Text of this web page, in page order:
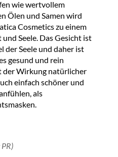
wie wertvollem
Ölen und Samen wird
Cosmetics zu einem
Seele. Das Gesicht ist
der Seele und daher ist
gesund und rein
der Wirkung natürlicher
einfach schöner und
als